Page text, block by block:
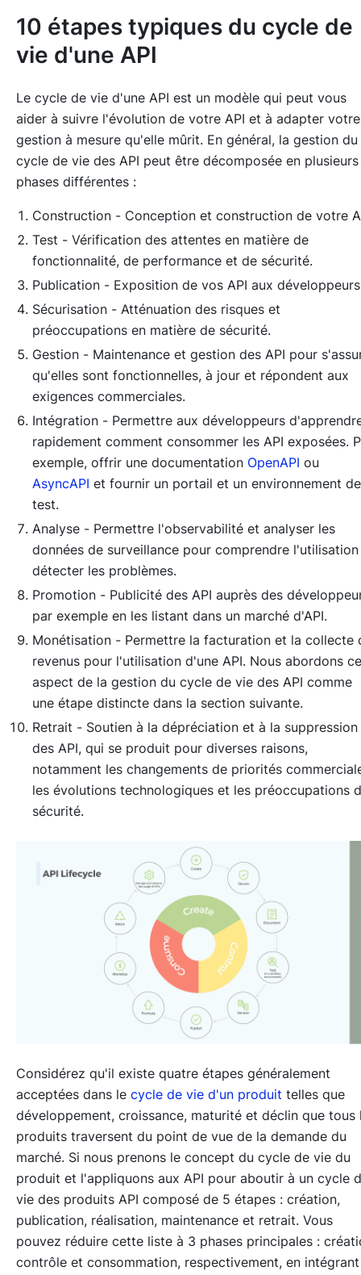
10 étapes typiques du cycle de
vie d'une API
Le cycle de vie d'une API est un modèle qui peut vous
aider à suivre l'évolution de votre API et à adapter votre
gestion à mesure qu'elle mûrit. En général, la gestion du
cycle de vie des API peut être décomposée en plusieurs
phases différentes :
Construction - Conception et construction de votre
Test - Vérification des attentes en matière de
fonctionnalité, de performance et de sécurité.
Publication - Exposition de vos API aux
Sécurisation - Atténuation des risques et
préoccupations en matière de sécurité.
Gestion - Maintenance et gestion des API pour
qu'elles sont fonctionnelles, à jour et répondent aux
exigences commerciales.
Intégration - Permettre aux développeurs
rapidement comment consommer les API exposées.
exemple, offrir une documentation OpenAPI ou
AsyncAPI et fournir un portail et un environnement de
test.
Analyse - Permettre l'observabilité et analyser les
données de surveillance pour comprendre
détecter les problèmes.
Promotion - Publicité des API auprès des
par exemple en les listant dans un marché d'API.
Monétisation - Permettre la facturation et la collecte
revenus pour l'utilisation d'une API. Nous abordons
aspect de la gestion du cycle de vie des API comme
une étape distincte dans la section suivante.
Retrait - Soutien à la dépréciation et à la suppression
des API, qui se produit pour diverses raisons,
notamment les changements de priorités
les évolutions technologiques et les préoccupations
sécurité.
Considérez qu'il existe quatre étapes généralement
acceptées dans le cycle de vie d'un produit telles que
développement, croissance, maturité et déclin que tous
produits traversent du point de vue de la demande du
marché. Si nous prenons le concept du cycle de vie du
produit et l'appliquons aux API pour aboutir à un cycle
vie des produits API composé de 5 étapes : création,
publication, réalisation, maintenance et retrait. Vous
pouvez réduire cette liste à 3 phases principales :
contrôle et consommation, respectivement, en